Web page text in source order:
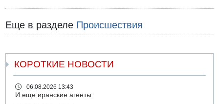
Еще в разделе Происшествия
КОРОТКИЕ НОВОСТИ
06.08.2026 13:43
И еще иранские агенты